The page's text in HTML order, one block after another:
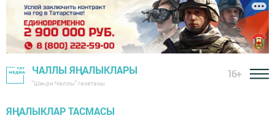
ЧАЛЛЫ ЯҢАЛЫКЛАРЫ
"Шәһри Чаллы" газетасы
16+
ЯҢАЛЫКЛАР ТАСМАСЫ